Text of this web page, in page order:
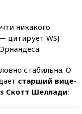
никакого
цитирует WSJ
стабильна. О
старший вице-
Скотт Шеллади: